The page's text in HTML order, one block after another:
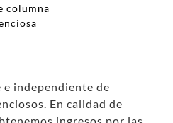
columna
independiente de
En calidad de